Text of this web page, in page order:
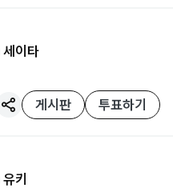
세이타
게시판 투표하기
유키